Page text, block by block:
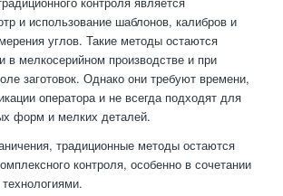
и использование шаблонов, калибров и
углов. Такие методы остаются
в мелкосерийном производстве и при
заготовок. Однако они требуют времени,
оператора и не всегда подходят для
форм и мелких деталей.
традиционные методы остаются
контроля, особенно в сочетании